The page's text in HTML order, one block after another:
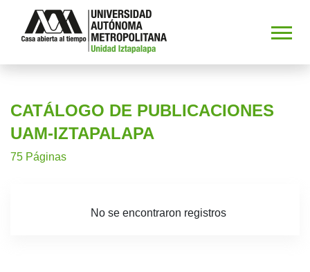
CATÁLOGO DE PUBLICACIONES
UAM-IZTAPALAPA
75 Páginas
No se encontraron registros